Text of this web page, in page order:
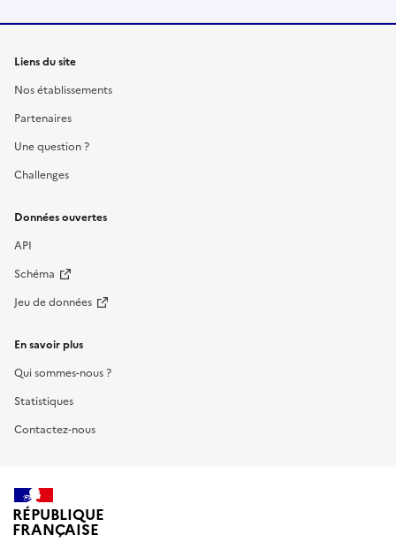
Liens du site
Nos établissements
Partenaires
Une question ?
Challenges
Données ouvertes
API
Schéma
Jeu de données
En savoir plus
Qui sommes-nous ?
Statistiques
Contactez-nous
RÉPUBLIQUE
FRANÇAISE